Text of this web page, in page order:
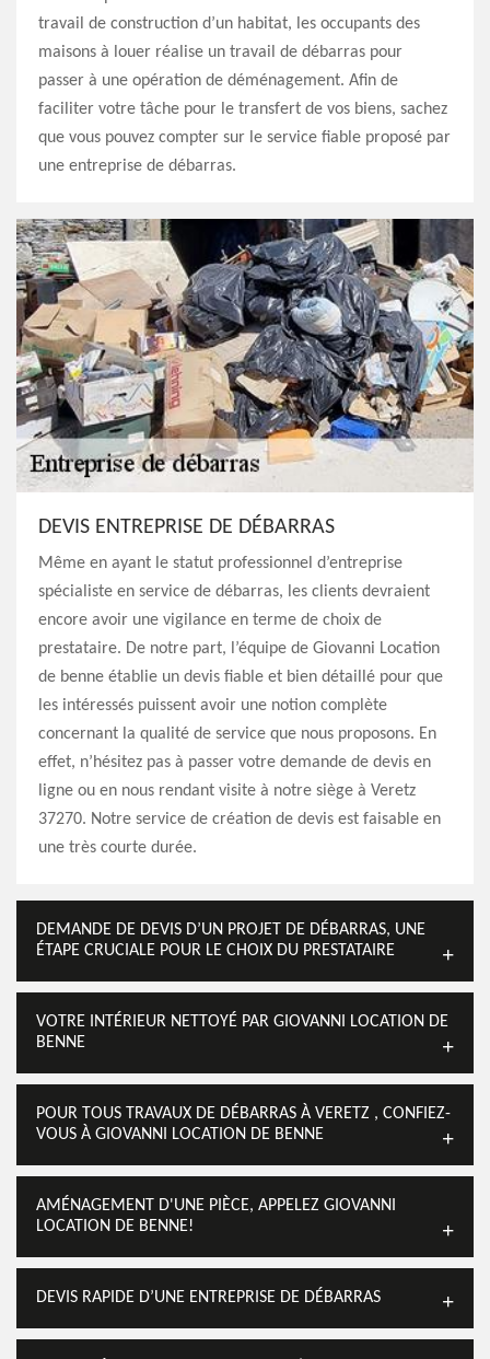
travail de construction d’un habitat, les occupants des
maisons à louer réalise un travail de débarras pour
passer à une opération de déménagement. Afin de
faciliter votre tâche pour le transfert de vos biens, sachez
que vous pouvez compter sur le service fiable proposé par
une entreprise de débarras.
DEVIS ENTREPRISE DE DÉBARRAS
Même en ayant le statut professionnel d’entreprise
spécialiste en service de débarras, les clients devraient
encore avoir une vigilance en terme de choix de
prestataire. De notre part, l’équipe de Giovanni Location
de benne établie un devis fiable et bien détaillé pour que
les intéressés puissent avoir une notion complète
concernant la qualité de service que nous proposons. En
effet, n’hésitez pas à passer votre demande de devis en
ligne ou en nous rendant visite à notre siège à Veretz
37270. Notre service de création de devis est faisable en
une très courte durée.
DEMANDE DE DEVIS D’UN PROJET DE DÉBARRAS, UNE
ÉTAPE CRUCIALE POUR LE CHOIX DU PRESTATAIRE
VOTRE INTÉRIEUR NETTOYÉ PAR GIOVANNI LOCATION DE
BENNE
POUR TOUS TRAVAUX DE DÉBARRAS À VERETZ , CONFIEZ-
VOUS À GIOVANNI LOCATION DE BENNE
AMÉNAGEMENT D'UNE PIÈCE, APPELEZ GIOVANNI
LOCATION DE BENNE!
DEVIS RAPIDE D’UNE ENTREPRISE DE DÉBARRAS